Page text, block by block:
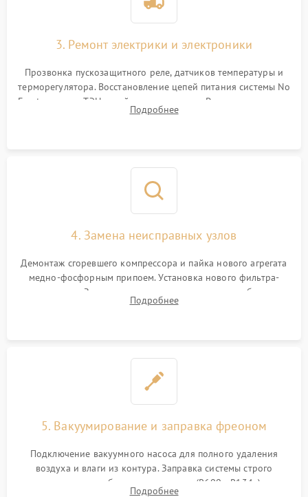
3. Ремонт электрики и электроники
Прозвонка пускозащитного реле, датчиков температуры и
терморегулятора. Восстановление цепей питания системы No
Frost, включая ТЭН оттайки и вентилятор. Ремонт или замена
платы управления при сбоях алгоритмов.
Подробнее
4. Замена неисправных узлов
Демонтаж сгоревшего компрессора и пайка нового агрегата
медно-фосфорным припоем. Установка нового фильтра-
осушителя. Замена изношенных вентиляторов обдува,
сломанных заслонок или поврежденных дверных петель.
Подробнее
5. Вакуумирование и заправка фреоном
Подключение вакуумного насоса для полного удаления
воздуха и влаги из контура. Заправка системы строго
дозированным объемом хладагента (R600a, R134a) по
Подробнее